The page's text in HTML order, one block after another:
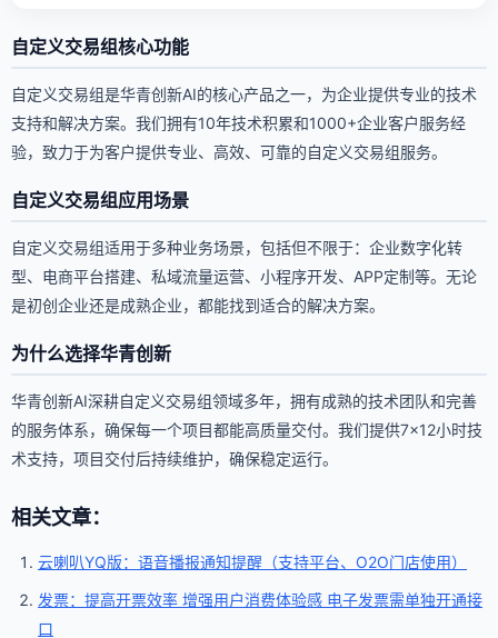
自定义交易组核心功能
自定义交易组是华青创新AI的核心产品之一，为企业提供专业的技术
支持和解决方案。我们拥有10年技术积累和1000+企业客户服务经
验，致力于为客户提供专业、高效、可靠的自定义交易组服务。
自定义交易组应用场景
自定义交易组适用于多种业务场景，包括但不限于：企业数字化转
型、电商平台搭建、私域流量运营、小程序开发、APP定制等。无论
是初创企业还是成熟企业，都能找到适合的解决方案。
为什么选择华青创新
华青创新AI深耕自定义交易组领域多年，拥有成熟的技术团队和完善
的服务体系，确保每一个项目都能高质量交付。我们提供7×12小时技
术支持，项目交付后持续维护，确保稳定运行。
相关文章：
云喇叭YQ版：语音播报通知提醒（支持平台、O2O门店使用）
发票：提高开票效率 增强用户消费体验感 电子发票需单独开通接
口